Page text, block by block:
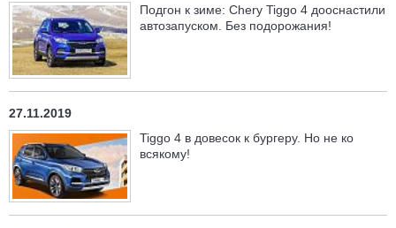
Подгон к зиме: Chery Tiggo 4 дооснастили
автозапуском. Без подорожания!
27.11.2019
Tiggo 4 в довесок к бургеру. Но не ко
всякому!